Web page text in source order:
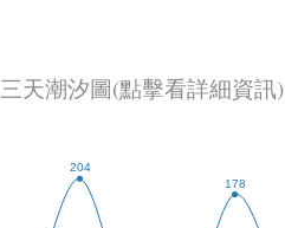
三天潮汐圖(點擊看詳細資訊)
204
178